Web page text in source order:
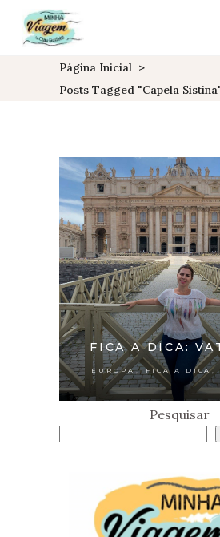
Página Inicial >
Posts Tagged "capela
FICA A DICA:
EUROPA, FICA A DICA,
Pesquisar